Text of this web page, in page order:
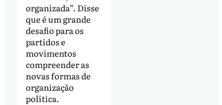
organizada”. Disse
que é um grande
desafio para os
partidos e
movimentos
compreender as
novas formas de
organização
política.